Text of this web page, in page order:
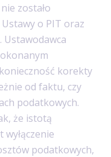
zostało
o PIT oraz
Ustawodawca
korekty
od faktu, czy
podatkowych.
że istotą
podatkowych,